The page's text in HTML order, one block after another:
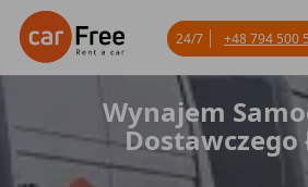
Wynajem
Dostawczego
24/7 +48 794 500